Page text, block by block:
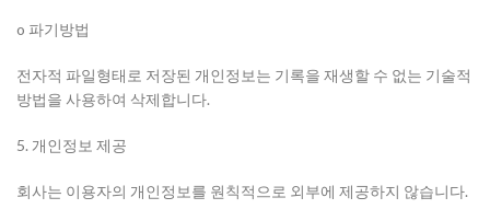
o 파기방법
전자적 파일형태로 저장된 개인정보는 기록을 재생할 수 없는 기술적
방법을 사용하여 삭제합니다.
5. 개인정보 제공
회사는 이용자의 개인정보를 원칙적으로 외부에 제공하지 않습니다.